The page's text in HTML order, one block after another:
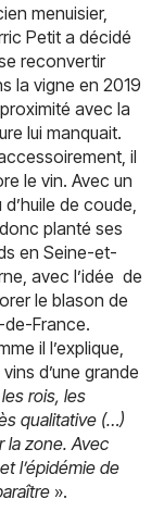
menuisier,
Petit a décidé
reconvertir
la vigne en 2019
avec la
lui manquait.
il
le vin. Avec un
d’huile de coude,
planté ses
en Seine-et-
avec l’idée de
le blason de
de-France.
il l’explique,
d’une grande
rois, les
qualitative (…)
la zone. Avec
l’épidémie de
».